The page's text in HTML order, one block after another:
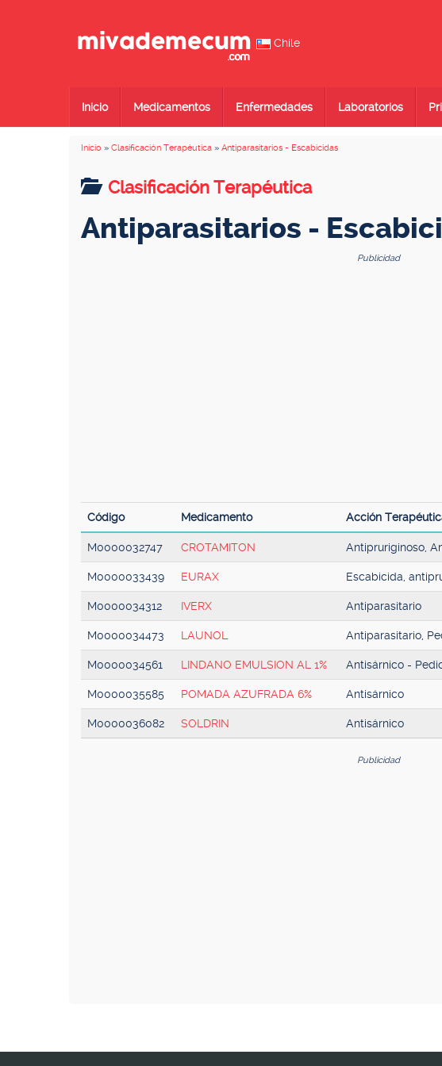
Chile
Inicio Medicamentos Enfermedades Laboratorios
Inicio » Clasificación Terapéutica » Antiparasitarios - Escabicidas
Clasificación Terapéutica
Antiparasitarios -
Publicidad
Código Medicamento Acción
M0000032747 CROTAMITON Antipruriginoso,
M0000033439 EURAX Escabicida,
M0000034312 IVERX Antiparasitario
M0000034473 LAUNOL Antiparasitario,
M0000034561 LINDANO EMULSION AL 1% Antisárnico -
M0000035585 POMADA AZUFRADA 6% Antisárnico
M0000036082 SOLDRIN Antisárnico
Publicidad